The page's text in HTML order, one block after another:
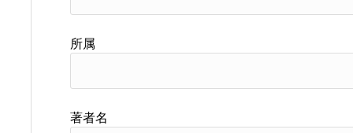
所属
著者名